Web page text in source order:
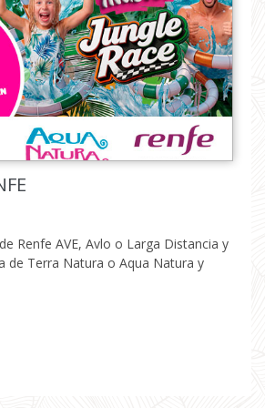
Renfe AVE, Avlo o Larga Distancia y
de Terra Natura o Aqua Natura y